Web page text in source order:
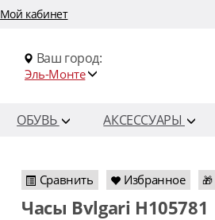
Мой кабинет
Ваш город:
Эль-Монте
ОБУВЬ АКСЕССУАРЫ
Сравнить Избранное 🎁
Часы Bvlgari H105781